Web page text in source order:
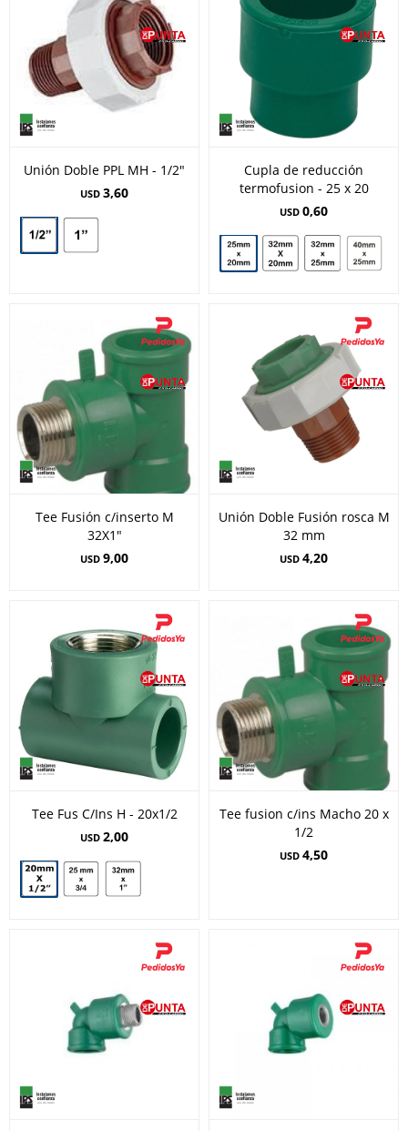
Unión Doble PPL MH - 1/2"
USD 3,60
Cupla de reducción
termofusion - 25 x 20
USD 0,60
Tee Fusión c/inserto M
32X1"
USD 9,00
Unión Doble Fusión rosca M
32 mm
USD 4,20
Tee Fus C/Ins H - 20x1/2
USD 2,00
Tee fusion c/ins Macho 20 x
1/2
USD 4,50